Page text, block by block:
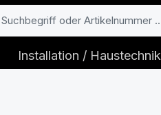
Installation / Haustechnik